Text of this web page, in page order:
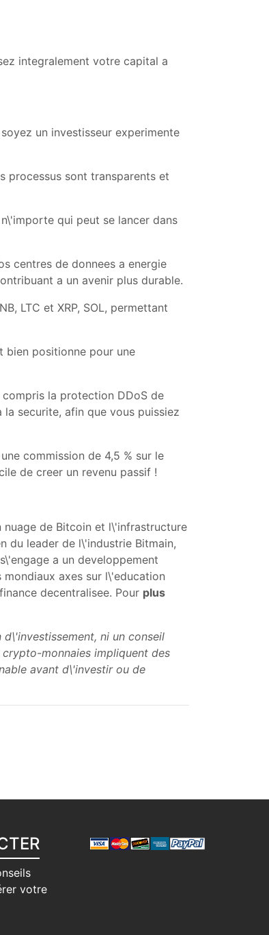
integralement votre capital a
un investisseur experimente
processus sont transparents et
qui peut se lancer dans
centres de donnees a energie
a un avenir plus durable.
LTC et XRP, SOL, permettant
bien positionne pour une
la protection DDoS de
securite, afin que vous puissiez
commission de 4,5 % sur le
de creer un revenu passif !
de Bitcoin et l\'infrastructure
du leader de l\'industrie Bitmain,
a un developpement
axes sur l\'education
decentralisee. Pour plus
ni un conseil
monnaies impliquent des
avant d\'investir ou de
votre